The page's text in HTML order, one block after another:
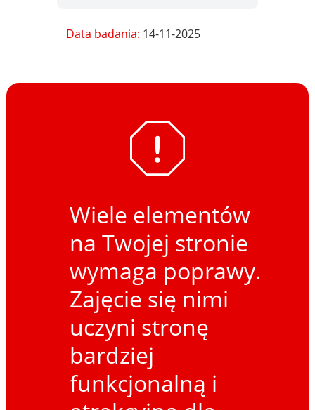
Data badania: 14-11-2025
Wiele elementów
na Twojej stronie
wymaga poprawy.
Zajęcie się nimi
uczyni stronę
bardziej
funkcjonalną i